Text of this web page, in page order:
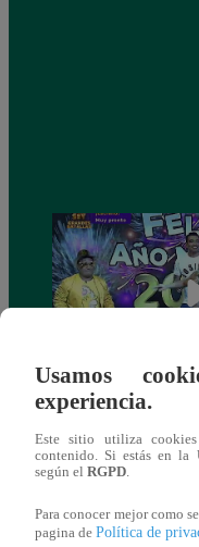
Josimar armó una
nuevo en El Wasap
Usamos
experiencia.
Este sitio utiliza
contenido. Si estás en la
según el RGPD
Para conocer mejor como
pagina de Política de